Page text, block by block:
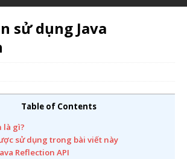
sử dụng Java
Table of Contents
là gì?
sử dụng trong bài viết này
Reflection API